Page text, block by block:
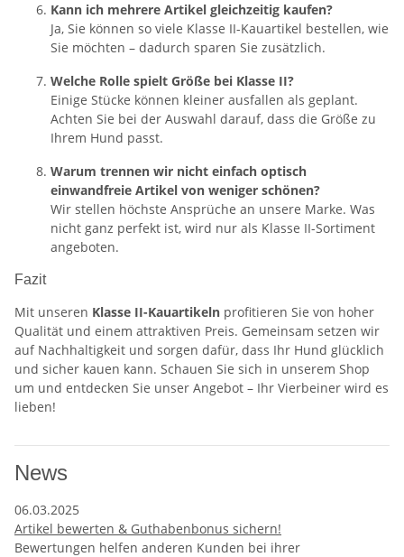
Kann ich mehrere Artikel gleichzeitig kaufen?
Ja, Sie können so viele Klasse II-Kauartikel bestellen, wie
Sie möchten – dadurch sparen Sie zusätzlich.
Welche Rolle spielt Größe bei Klasse II?
Einige Stücke können kleiner ausfallen als geplant.
Achten Sie bei der Auswahl darauf, dass die Größe zu
Ihrem Hund passt.
Warum trennen wir nicht einfach optisch
einwandfreie Artikel von weniger schönen?
Wir stellen höchste Ansprüche an unsere Marke. Was
nicht ganz perfekt ist, wird nur als Klasse II-Sortiment
angeboten.
Fazit
Mit unseren Klasse II-Kauartikeln profitieren Sie von hoher
Qualität und einem attraktiven Preis. Gemeinsam setzen wir
auf Nachhaltigkeit und sorgen dafür, dass Ihr Hund glücklich
und sicher kauen kann. Schauen Sie sich in unserem Shop
um und entdecken Sie unser Angebot – Ihr Vierbeiner wird es
lieben!
News
06.03.2025
Artikel bewerten & Guthabenbonus sichern!
Bewertungen helfen anderen Kunden bei ihrer